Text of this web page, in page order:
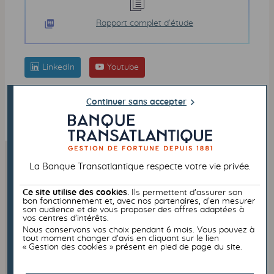
Rapport complet d’étude
LinkedIn Youtube
COMMUNIQUÉ DE PRESSE PHILANTHROPIE
Continuer sans accepter
La Banque Transatlantique respecte votre vie privée.
Ce site utilise des cookies. Ils permettent d’assurer son
bon fonctionnement et, avec nos partenaires, d’en mesurer
son audience et de vous proposer des offres adaptées à
vos centres d’intérêts.
Nous conservons vos choix pendant 6 mois. Vous pouvez à
tout moment changer d’avis en cliquant sur le lien
« Gestion des cookies » présent en pied de page du site.